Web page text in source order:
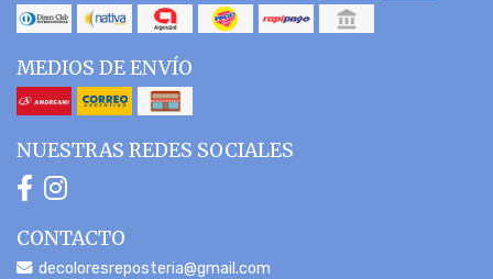
MEDIOS DE ENVÍO
NUESTRAS REDES SOCIALES
CONTACTO
decoloresreposteria@gmail.com